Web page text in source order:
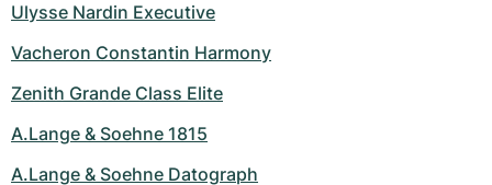
Ulysse Nardin Executive
Vacheron Constantin Harmony
Zenith Grande Class Elite
A.Lange & Soehne 1815
A.Lange & Soehne Datograph